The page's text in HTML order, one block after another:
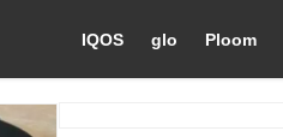
IQOS glo Ploom